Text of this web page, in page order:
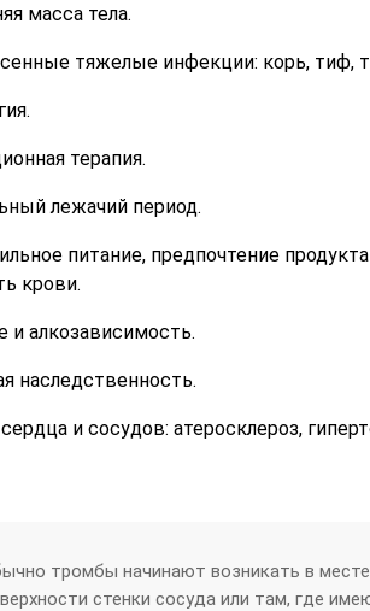
масса тела.
тяжелые инфекции: корь, тиф,
терапия.
лежачий период.
питание, предпочтение
крови.
и алкозависимость.
наследственность.
и сосудов: атеросклероз,
тромбы начинают возникать в
стенки сосуда или там, где